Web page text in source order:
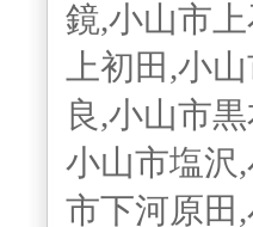
鏡,小山市
上初田,小
良,小山市
小山市塩沢
市下河原田